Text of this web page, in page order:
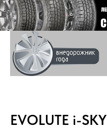
EVOLUTE i-SKY